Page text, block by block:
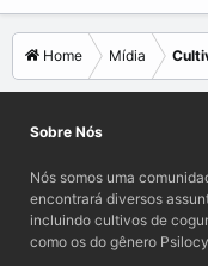
Home Mídia
Sobre Nós
Nós somos uma
encontrará diversos
incluindo cultivos de
como os do gênero